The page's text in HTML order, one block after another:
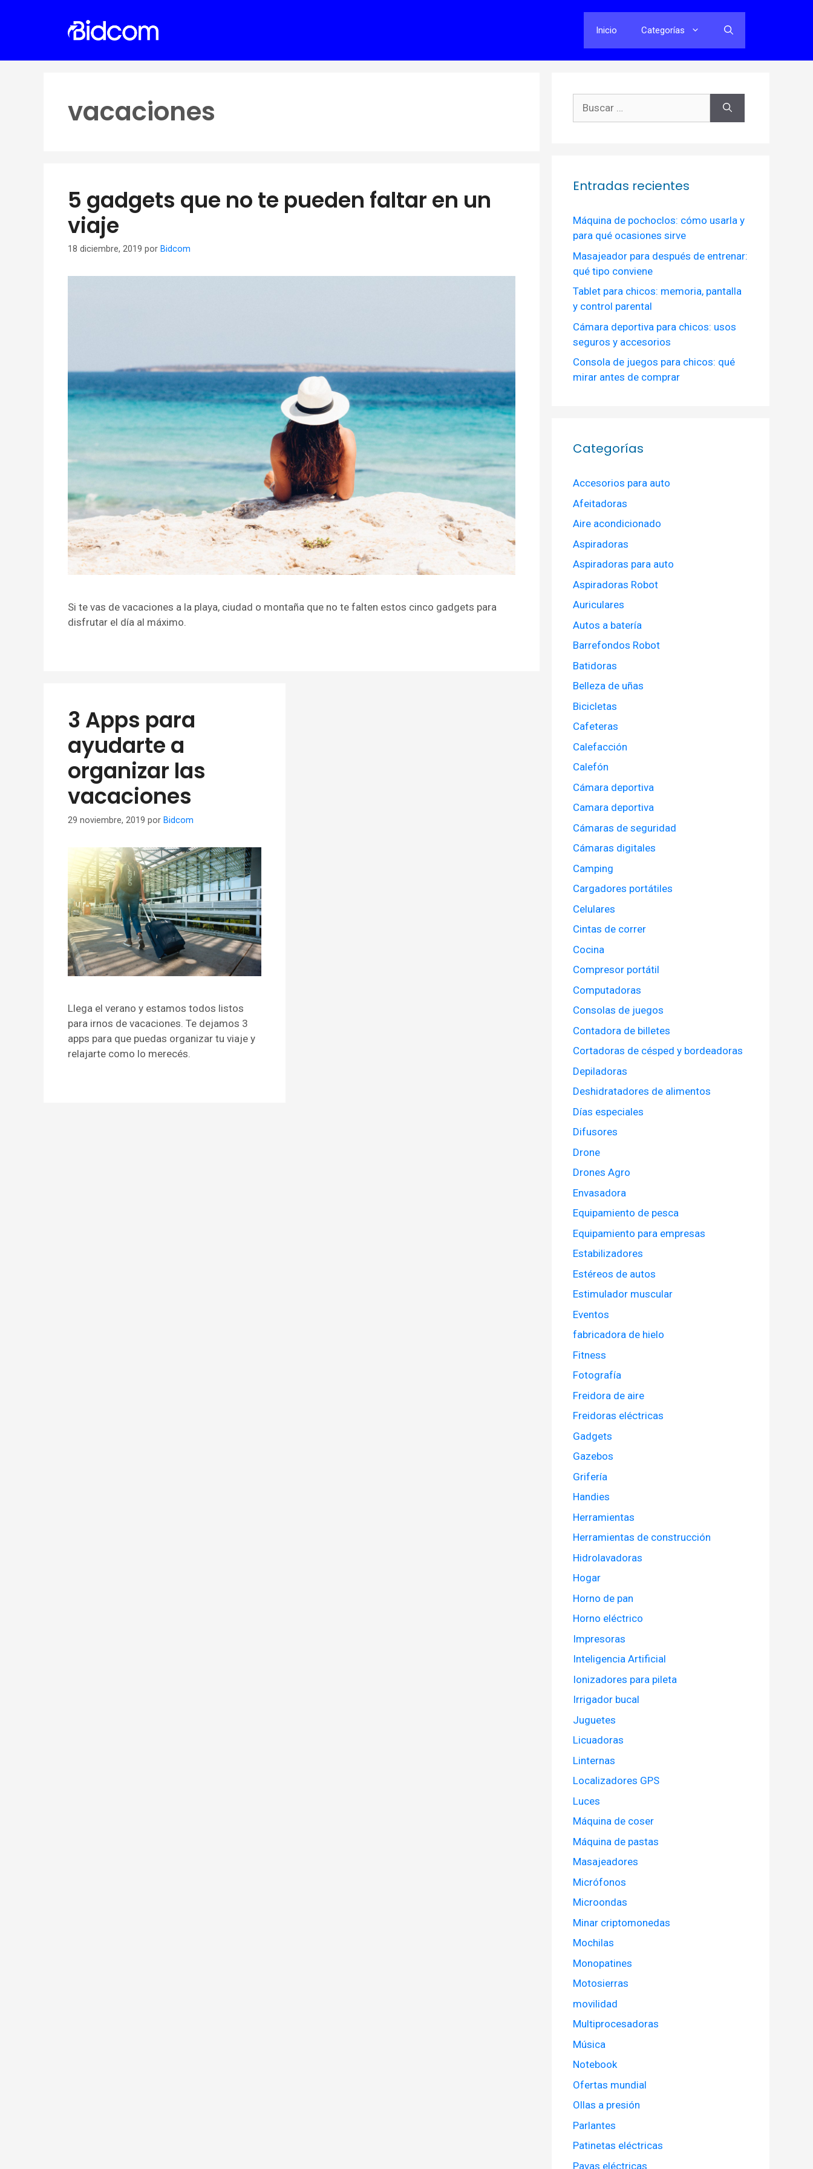
Inicio Categorías
vacaciones
5 gadgets que no te pueden faltar en un
viaje
18 diciembre, 2019 por Bidcom
Si te vas de vacaciones a la playa, ciudad o montaña que no te falten estos cinco gadgets para
disfrutar el día al máximo.
3 Apps para
ayudarte a
organizar las
vacaciones
29 noviembre, 2019 por Bidcom
Llega el verano y estamos todos listos
para irnos de vacaciones. Te dejamos 3
apps para que puedas organizar tu viaje y
relajarte como lo merecés.
Entradas recientes
Máquina de pochoclos: cómo usarla y
para qué ocasiones sirve
Masajeador para después de entrenar:
qué tipo conviene
Tablet para chicos: memoria, pantalla
y control parental
Cámara deportiva para chicos: usos
seguros y accesorios
Consola de juegos para chicos: qué
mirar antes de comprar
Categorías
Accesorios para auto
Afeitadoras
Aire acondicionado
Aspiradoras
Aspiradoras para auto
Aspiradoras Robot
Auriculares
Autos a batería
Barrefondos Robot
Batidoras
Belleza de uñas
Bicicletas
Cafeteras
Calefacción
Calefón
Cámara deportiva
Camara deportiva
Cámaras de seguridad
Cámaras digitales
Camping
Cargadores portátiles
Celulares
Cintas de correr
Cocina
Compresor portátil
Computadoras
Consolas de juegos
Contadora de billetes
Cortadoras de césped y bordeadoras
Depiladoras
Deshidratadores de alimentos
Días especiales
Difusores
Drone
Drones Agro
Envasadora
Equipamiento de pesca
Equipamiento para empresas
Estabilizadores
Estéreos de autos
Estimulador muscular
Eventos
fabricadora de hielo
Fitness
Fotografía
Freidora de aire
Freidoras eléctricas
Gadgets
Gazebos
Grifería
Handies
Herramientas
Herramientas de construcción
Hidrolavadoras
Hogar
Horno de pan
Horno eléctrico
Impresoras
Inteligencia Artificial
Ionizadores para pileta
Irrigador bucal
Juguetes
Licuadoras
Linternas
Localizadores GPS
Luces
Máquina de coser
Máquina de pastas
Masajeadores
Micrófonos
Microondas
Minar criptomonedas
Mochilas
Monopatines
Motosierras
movilidad
Multiprocesadoras
Música
Notebook
Ofertas mundial
Ollas a presión
Parlantes
Patinetas eléctricas
Pavas eléctricas